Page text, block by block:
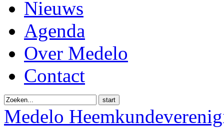
Nieuws
Agenda
Over Medelo
Contact
start
Medelo